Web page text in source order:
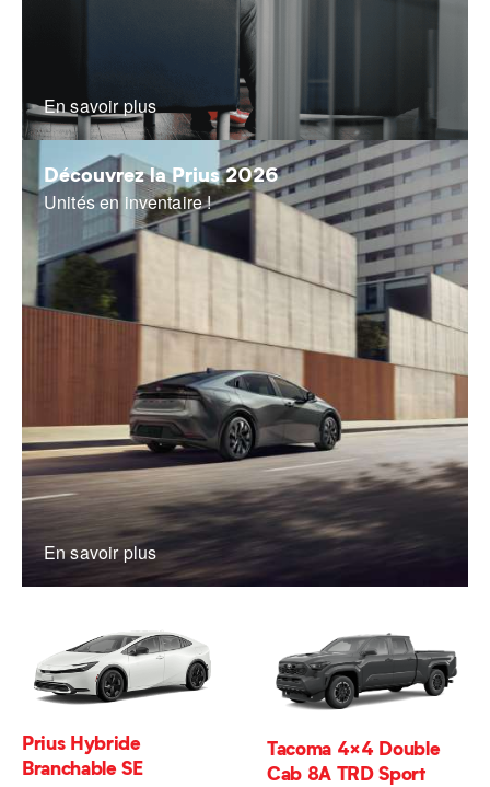
En savoir plus
Découvrez la Prius 2026
Unités en inventaire !
En savoir plus
Prius Hybride
Branchable SE
Tacoma 4×4 Double
Cab 8A TRD Sport